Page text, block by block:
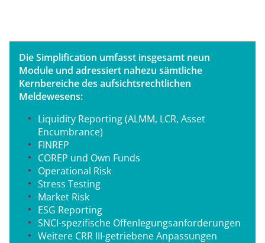
Die Simplification umfasst insgesamt neun
Module und adressiert nahezu sämtliche
Kernbereiche des aufsichtsrechtlichen
Meldewesens:
Liquidity Reporting (ALMM, LCR, Asset
Encumbrance)
FINREP
COREP und Own Funds
Operational Risk
Stress Testing
Market Risk
ESG Reporting
SNCI-spezifische Offenlegungsanforderungen
Weitere CRR III-getriebene Anpassungen